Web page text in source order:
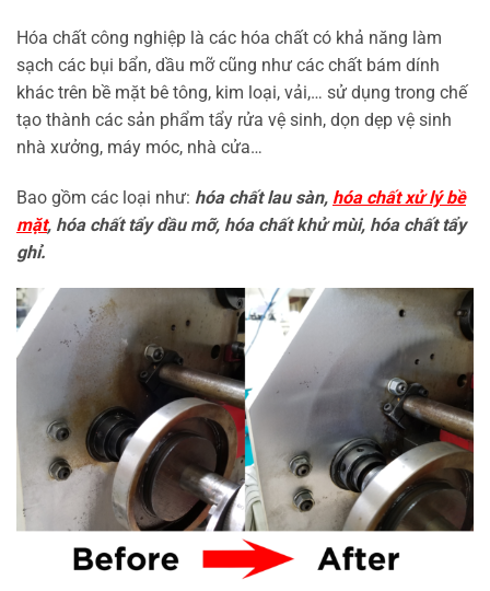
Hóa chất công nghiệp là các hóa chất có khả năng làm
sạch các bụi bẩn, dầu mỡ cũng như các chất bám dính
khác trên bề mặt bê tông, kim loại, vải,… sử dụng trong chế
tạo thành các sản phẩm tẩy rửa vệ sinh, dọn dẹp vệ sinh
nhà xưởng, máy móc, nhà cửa…
Bao gồm các loại như: hóa chất lau sàn, hóa chất xử lý bề
mặt, hóa chất tẩy dầu mỡ, hóa chất khử mùi, hóa chất tẩy
ghỉ.